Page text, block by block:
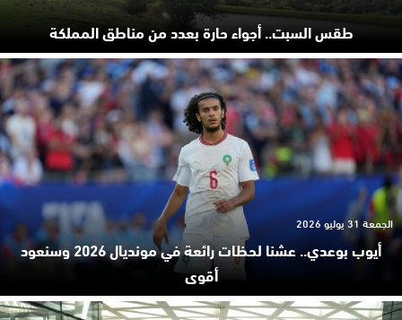
طقس السبت.. أجواء حارة بعدد من مناطق المملكة
أيوب بوعدي.. عشنا لحظات رائعة في مونديال 2026 وسنعود
أقوى
الجمعة 31 يوليو 2026